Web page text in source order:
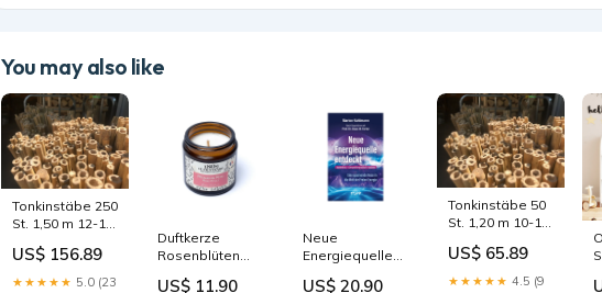
You may also like
Tonkinstäbe 250
St. 1,50 m 12-14
Bambusstäbe,
Rankhilfe,
US$ 156.89
★★★★★ 5.0 (23
Duftkerze
Rosenblüten
US$ 11.90
Neue
Energiequelle
US$ 20.90
Tonkinstäbe 50
St. 1,20 m 10-12
Bambusstäbe,
Rankhilfe,
US$ 65.89
★★★★★ 4.5 (9